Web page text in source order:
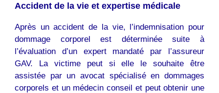
Accident de la vie et expertise médicale
Après un accident de la vie, l’indemnisation pour
dommage corporel est déterminée suite à
l’évaluation d’un expert mandaté par l’assureur
GAV. La victime peut si elle le souhaite être
assistée par un avocat spécialisé en dommages
corporels et un médecin conseil et peut obtenir une